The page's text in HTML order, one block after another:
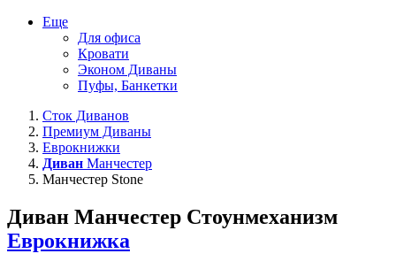
Еще
Для офиса
Кровати
Эконом Диваны
Пуфы, Банкетки
Сток Диванов
Премиум Диваны
Еврокнижки
Диван Манчестер
Манчестер Stone
Диван Манчестер Стоунмеханизм
Еврокнижка